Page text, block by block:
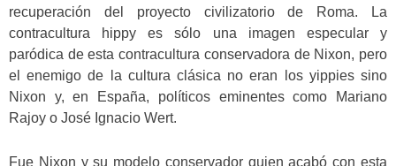
recuperación del proyecto civilizatorio de Roma. La
contracultura hippy es sólo una imagen especular y
paródica de esta contracultura conservadora de Nixon, pero
el enemigo de la cultura clásica no eran los yippies sino
Nixon y, en España, políticos eminentes como Mariano
Rajoy o José Ignacio Wert.
Fue Nixon y su modelo conservador quien acabó con esta